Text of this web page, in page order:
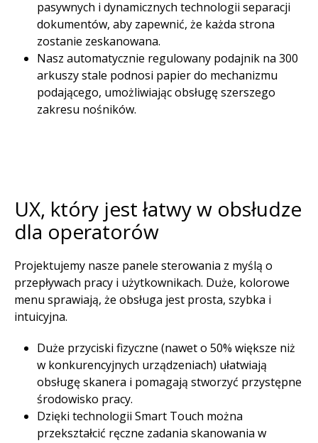
pasywnych i dynamicznych technologii separacji
dokumentów, aby zapewnić, że każda strona
zostanie zeskanowana.​
Nasz automatycznie regulowany podajnik na 300
arkuszy stale podnosi papier do mechanizmu
podającego, umożliwiając obsługę szerszego
zakresu nośników. ​
UX, który jest łatwy w obsłudze
dla operatorów​
Projektujemy nasze panele sterowania z myślą o
przepływach pracy i użytkownikach. Duże, kolorowe
menu sprawiają, że obsługa jest prosta, szybka i
intuicyjna.​
Duże przyciski fizyczne (nawet o 50% większe niż
w konkurencyjnych urządzeniach) ułatwiają
obsługę skanera i pomagają stworzyć przystępne
środowisko pracy.​
Dzięki technologii Smart Touch można
przekształcić ręczne zadania skanowania w